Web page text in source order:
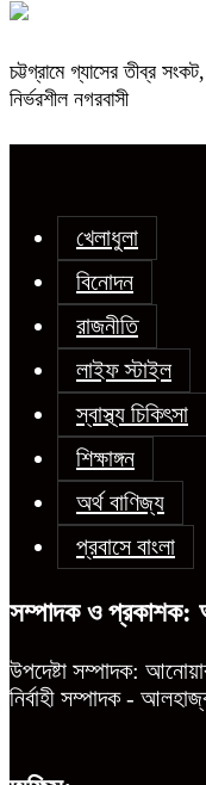
চট্টগ্রামে গ্যাসের তীব্র
নির্ভরশীল নগরবাসী
খেলাধুলা
বিনোদন
রাজনীতি
লাইফ স্টাইল
স্বাস্থ্য চিকিৎসা
শিক্ষাঙ্গন
অর্থ বাণিজ্য
প্রবাসে বাংলা
সম্পাদক ও প্রকাশক:
উপদেষ্টা সম্পাদক:
নির্বাহী সম্পাদক -